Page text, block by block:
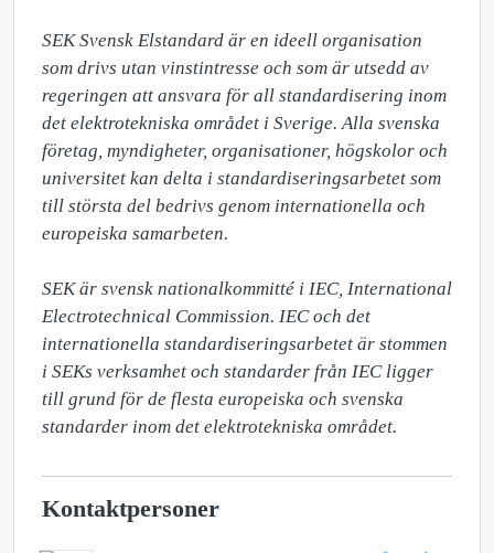
SEK Svensk Elstandard är en ideell organisation
som drivs utan vinstintresse och som är utsedd av
regeringen att ansvara för all standardisering inom
det elektrotekniska området i Sverige. Alla svenska
företag, myndigheter, organisationer, högskolor och
universitet kan delta i standardiseringsarbetet som
till största del bedrivs genom internationella och
europeiska samarbeten.
SEK är svensk nationalkommitté i IEC, International
Electrotechnical Commission. IEC och det
internationella standardiseringsarbetet är stommen
i SEKs verksamhet och standarder från IEC ligger
till grund för de flesta europeiska och svenska
standarder inom det elektrotekniska området.
Kontaktpersoner